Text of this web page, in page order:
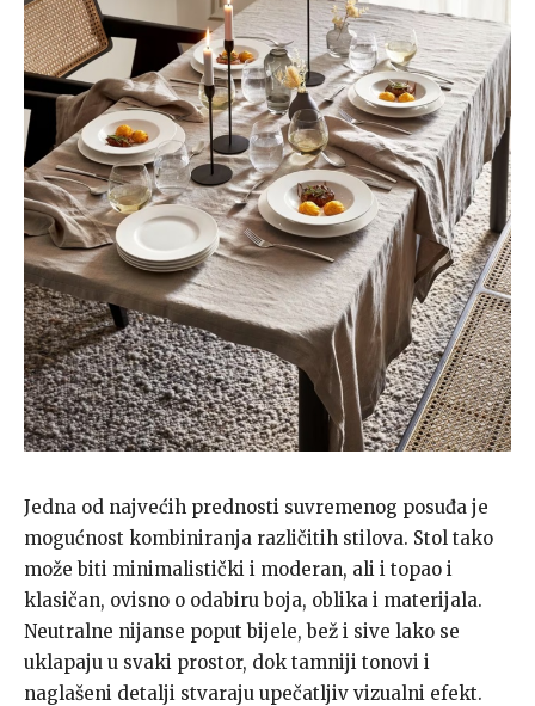
Jedna od najvećih prednosti suvremenog posuđa je
mogućnost kombiniranja različitih stilova. Stol tako
može biti minimalistički i moderan, ali i topao i
klasičan, ovisno o odabiru boja, oblika i materijala.
Neutralne nijanse poput bijele, bež i sive lako se
uklapaju u svaki prostor, dok tamniji tonovi i
naglašeni detalji stvaraju upečatljiv vizualni efekt.